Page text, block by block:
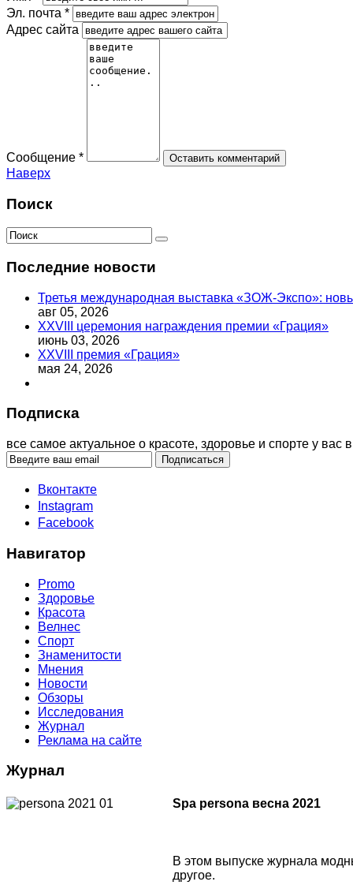
Эл. почта *
Адрес сайта
Сообщение *
Наверх
Поиск
Последние новости
Третья международная выставка «ЗОЖ-Экспо»:
авг 05, 2026
XXVIII церемония награждения премии «Грация»
июнь 03, 2026
XXVIII премия «Грация»
мая 24, 2026
Подписка
все самое актуальное о красоте, здоровье и спорте у вас
Вконтакте
Instagram
Facebook
Навигатор
Promo
Здоровье
Красота
Велнес
Спорт
Знаменитости
Мнения
Новости
Обзоры
Исследования
Журнал
Реклама на сайте
Журнал
Spa persona весна 2021
В этом выпуске журнала
другое.